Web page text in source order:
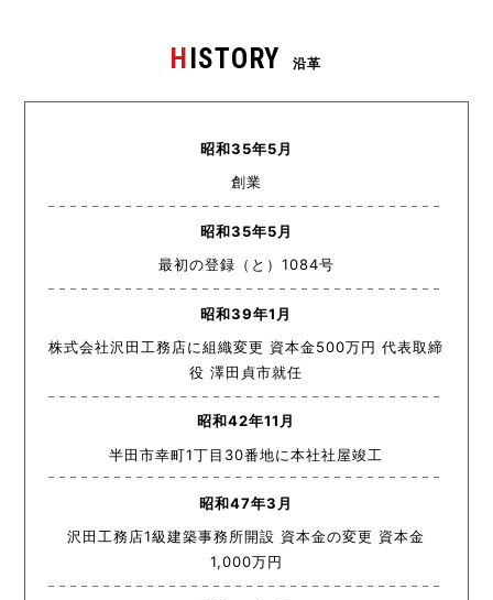
H ISTORY 沿革
昭和35年5月
創業
昭和35年5月
最初の登録（と）1084号
昭和39年1月
株式会社沢田工務店に組織変更 資本金500万円 代表取締
役 澤田貞市就任
昭和42年11月
半田市幸町1丁目30番地に本社社屋竣工
昭和47年3月
沢田工務店1級建築事務所開設 資本金の変更 資本金
1,000万円